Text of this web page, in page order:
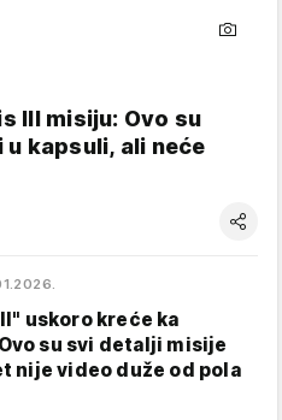
III misiju: Ovo su
u kapsuli, ali neće
uskoro kreće ka
su svi detalji misije
nije video duže od pola